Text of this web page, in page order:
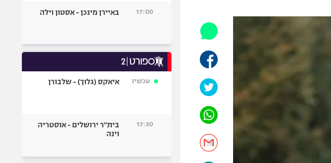
אופניים
כדורמים
פוטבול אמריקאי NFL
בייסבול MLB
גיימינג E-Sports
17:00 באיירן מינכן - אסטון וילה
עכשיו איאקס (גלוך) - שלבורן
17:30
בית"ר ירושלים - אוסטריה
וינה